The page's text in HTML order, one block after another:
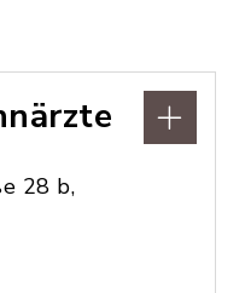
28 b,